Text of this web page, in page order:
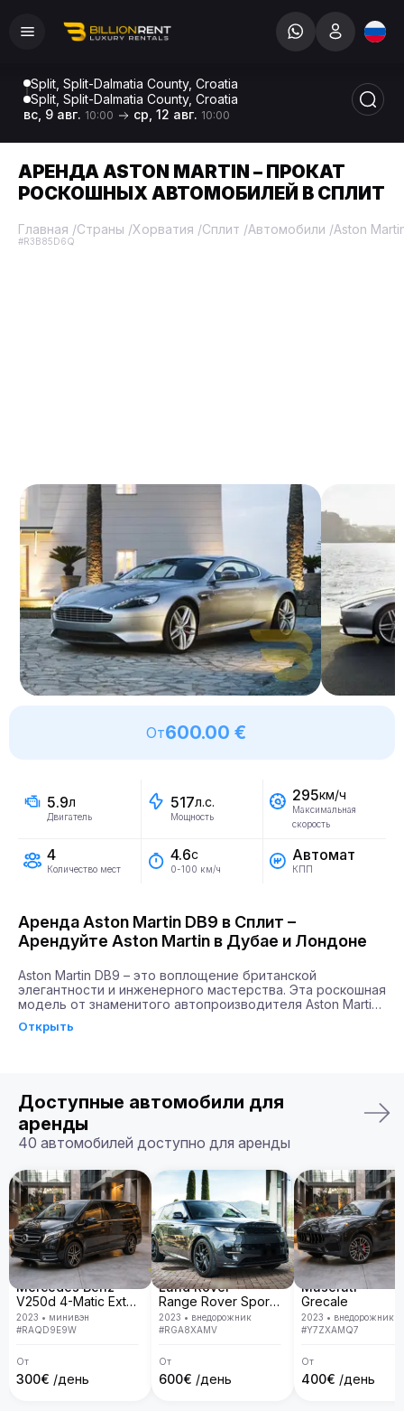
Split, Split-Dalmatia County, Croatia
Split, Split-Dalmatia County, Croatia
вс, 9 авг. 10:00 ср, 12 авг. 10:00
АРЕНДА ASTON MARTIN – ПРОКАТ
РОСКОШНЫХ АВТОМОБИЛЕЙ В СПЛИТ
Главная /Страны /Хорватия /Сплит /Автомобили /Aston
#R3B85D6Q
От600.00 €
5.9л
Двигатель
517л.с.
Мощность
295км/ч
Максимальная
скорость
4
Количество мест
4.6с
0-100 км/ч
Автомат
КПП
Аренда Aston Martin DB9 в Сплит –
Арендуйте Aston Martin в Дубае и Лондоне
Aston Martin DB9 – это воплощение британской
элегантности и инженерного мастерства. Эта роскошная
модель от знаменитого автопроизводителя Aston Martin
автолюбителей по всему миру. Благодаря мощности
Почему именно Billion Rent?
Billion Rent предлагает аренду автомобилей премиум-
класса по всей Европе. Мы гарантируем надежный
вам и точное соответствие машины вашим ожиданиям.
Бронируйте ваш Aston Martin DB9 уже сегодня!
Открыть
Доступные автомобили для
аренды
40 автомобилей доступно для аренды
Mercedes Benz
V250d 4-Matic Extra Long
2023 • минивэн
#RAQD9E9W
От
300€ /день
Land Rover
Range Rover Sport D300 R-Dynamic SE
2023 • внедорожник
#RGA8XAMV
От
600€ /день
Maserati
Grecale
2023 • внедорожник
#Y7ZXAMQ7
От
400€ /день